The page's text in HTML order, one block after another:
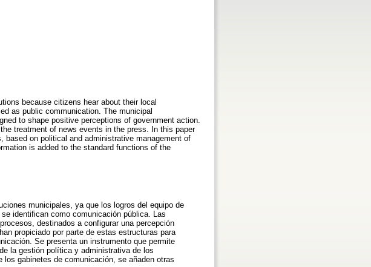
because citizens hear about their local
as public communication. The municipal
to shape positive perceptions of government action.
treatment of news events in the press. In this paper
based on political and administrative management of
is added to the standard functions of the
municipales, ya que los logros del equipo de
identifican como comunicación pública. Las
destinados a configurar una percepción
propiciado por parte de estas estructuras para
Se presenta un instrumento que permite
la gestión política y administrativa de los
gabinetes de comunicación, se añaden otras